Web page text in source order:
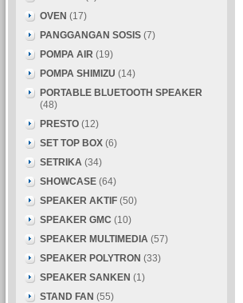
OVEN (17)
PANGGANGAN SOSIS (7)
POMPA AIR (19)
POMPA SHIMIZU (14)
PORTABLE BLUETOOTH SPEAKER
(48)
PRESTO (12)
SET TOP BOX (6)
SETRIKA (34)
SHOWCASE (64)
SPEAKER AKTIF (50)
SPEAKER GMC (10)
SPEAKER MULTIMEDIA (57)
SPEAKER POLYTRON (33)
SPEAKER SANKEN (1)
STAND FAN (55)